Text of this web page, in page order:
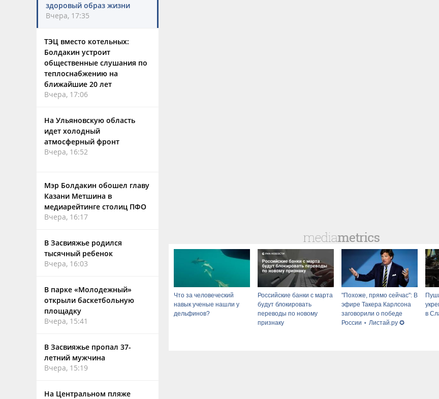
здоровый образ жизни
Вчера, 17:35
ТЭЦ вместо котельных:
Болдакин устроит
общественные слушания по
теплоснабжению на
ближайшие 20 лет
Вчера, 17:06
На Ульяновскую область
идет холодный
атмосферный фронт
Вчера, 16:52
Мэр Болдакин обошел главу
Казани Метшина в
медиарейтинге столиц ПФО
Вчера, 16:17
В Засвияжье родился
тысячный ребенок
Вчера, 16:03
В парке «Молодежный»
открыли баскетбольную
площадку
Вчера, 15:41
В Засвияжье пропал 37-
летний мужчина
Вчера, 15:19
На Центральном пляже
Что за человеческий
навык ученые нашли у
дельфинов?
Российские банки с марта
будут блокировать
переводы по новому
признаку
"Похоже, прямо сейчас": В
эфире Такера Карлсона
заговорили о победе
России ⋆ Листай.ру ✪
в